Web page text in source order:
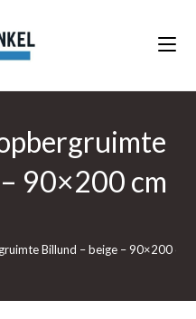
90×200 cm
Billund – beige – 90×200 cm